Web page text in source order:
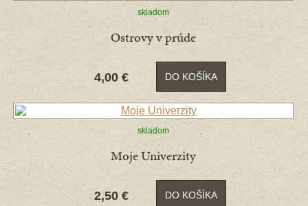
skladom
Ostrovy v prúde
4,00 € DO KOŠÍKA
skladom
Moje Univerzity
2,50 € DO KOŠÍKA